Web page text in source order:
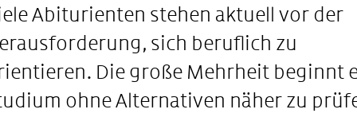
Abiturienten stehen aktuell vor der
sich beruflich zu
Die große Mehrheit beginnt
ohne Alternativen näher zu